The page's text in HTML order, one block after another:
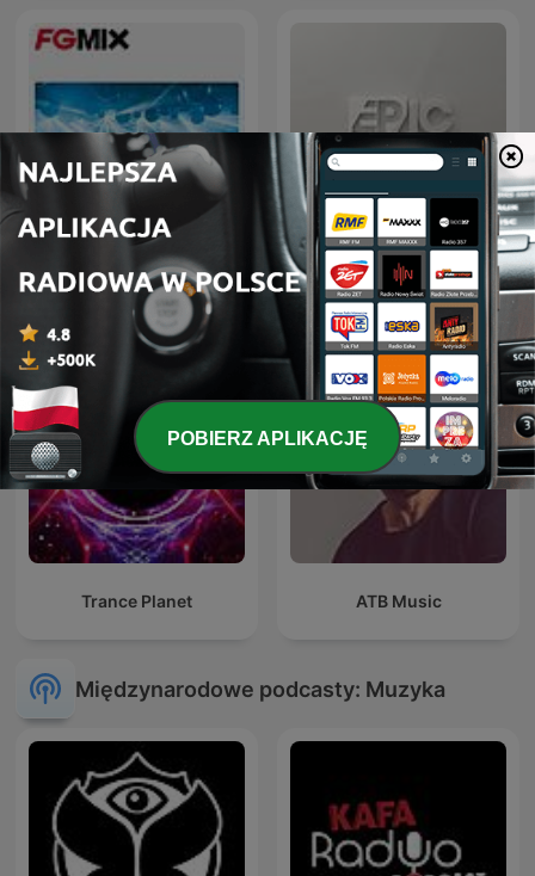
FG MIX ERIC PRYDZ – EPIC RADIO
Trance Planet ATB Music
Międzynarodowe podcasty: Muzyka
POBIERZ APLIKACJĘ